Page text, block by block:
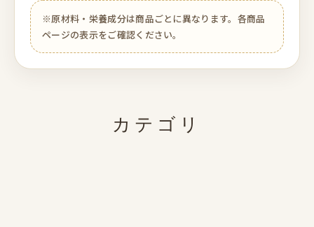
※原材料・栄養成分は商品ごとに異なります。各商品
ページの表示をご確認ください。
カテゴリ